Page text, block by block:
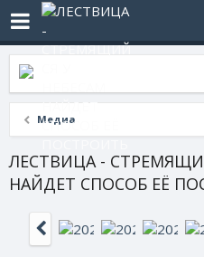
Медиа
ЛЕСТВИЦА -
НАЙДЕТ СПОСОБ ЕЁ